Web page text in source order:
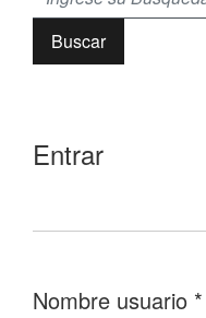
Buscar
Entrar
Nombre usuario *